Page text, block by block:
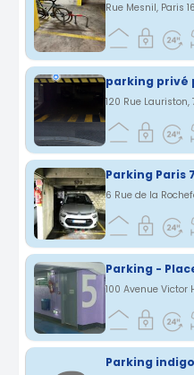
parking privé
120 Rue Lauriston,
Parking -
100 Avenue Victor
Parking